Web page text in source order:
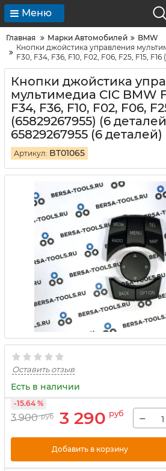
Меню
Главная Марки Автомобилей
BMW
Кнопки джойстика управления
F30, F34, F36, F10, F02, F06, F25, F15,
Кнопки джойстика
мультимедиа CIC BMW
F34, F36, F10, F02, F06,
(65829267955) (6
65829267955 (6 деталей)
Артикул: BT01065
Оставить отзыв
Есть в наличии
3 900 руб 3 290 руб
-15.64 %
−
Добавить в корзину